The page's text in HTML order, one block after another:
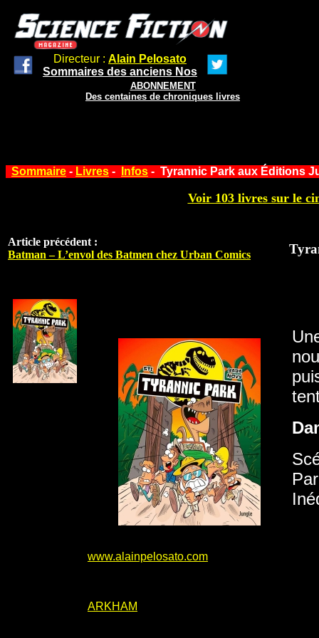
Directeur : Alain Pelosato
Sommaires des anciens Nos
ABONNEMENT
Des centaines de chroniques livres
Sommaire - Livres - Infos - Tyrannic Park aux Éditions
Voir 103 livres sur le
Article précédent :
Batman – L’envol des Batmen chez Urban Comics
www.alainpelosato.com
ARKHAM